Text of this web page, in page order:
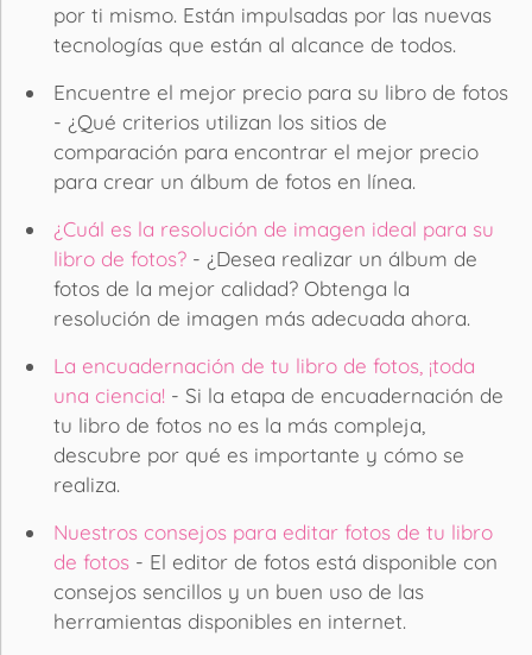
por ti mismo. Están impulsadas por las nuevas
tecnologías que están al alcance de todos.
Encuentre el mejor precio para su libro de fotos
- ¿Qué criterios utilizan los sitios de
comparación para encontrar el mejor precio
para crear un álbum de fotos en línea.
¿Cuál es la resolución de imagen ideal para su
libro de fotos? - ¿Desea realizar un álbum de
fotos de la mejor calidad? Obtenga la
resolución de imagen más adecuada ahora.
La encuadernación de tu libro de fotos, ¡toda
una ciencia! - Si la etapa de encuadernación de
tu libro de fotos no es la más compleja,
descubre por qué es importante y cómo se
realiza.
Nuestros consejos para editar fotos de tu libro
de fotos - El editor de fotos está disponible con
consejos sencillos y un buen uso de las
herramientas disponibles en internet.